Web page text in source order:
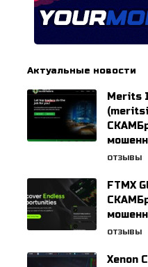
Актуальные новости
Merits
ОТЗЫВЫ
FTMX
ОТЗЫВЫ
Xenon